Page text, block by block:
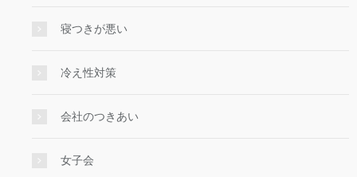
寝つきが悪い
冷え性対策
会社のつきあい
女子会